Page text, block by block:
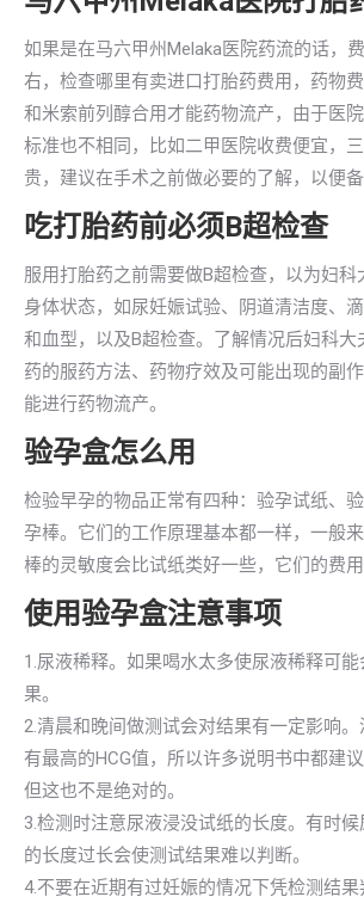
如果是在马六甲州Melaka医院药流的话，
右，检查哪里有卖进口打胎药费用，药物
和米索前列醇合用才能药物流产，由于医
标准也不相同，比如二甲医院收费便宜，
贵，建议在手术之前做必要的了解，以便备
吃打胎药前必须B超检查
服用打胎药之前需要做B超检查，以为妇科
身体状态，如尿妊娠试验、阴道清洁度、
和血型，以及B超检查。了解情况后妇科大
药的服药方法、药物疗效及可能出现的副
能进行药物流产。
验孕盒怎么用
检验早孕的物品正常有四种：验孕试纸、
孕棒。它们的工作原理基本都一样，一般
棒的灵敏度会比试纸类好一些，它们的费用
使用验孕盒注意事项
1.尿液稀释。如果喝水太多使尿液稀释可
果。
2.清晨和晚间做测试会对结果有一定影响
有最高的HCG值，所以许多说明书中都建
但这也不是绝对的。
3.检测时注意尿液浸没试纸的长度。有时
的长度过长会使测试结果难以判断。
4.不要在近期有过妊娠的情况下凭检测结